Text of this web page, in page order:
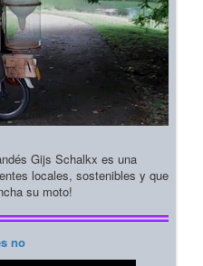
Gijs Schalkx es una
locales, sostenibles y que
su moto!
no